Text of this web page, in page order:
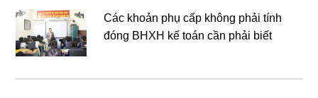
Các khoản phụ cấp không phải tính
đóng BHXH kế toán cần phải biết